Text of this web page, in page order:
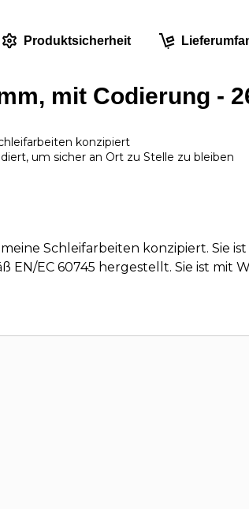
Produktsicherheit
mit Codierung -
konzipiert
um sicher an Ort zu Stelle zu bleiben
Schleifarbeiten konzipiert. Sie
EN/EC 60745 hergestellt. Sie ist mit